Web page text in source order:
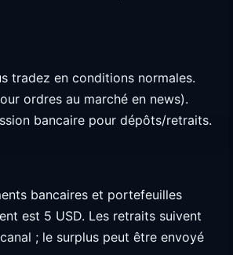
tradez en conditions normales.
ordres au marché en news).
bancaire pour dépôts/retraits.
bancaires et portefeuilles
est 5 USD. Les retraits suivent
; le surplus peut être envoyé